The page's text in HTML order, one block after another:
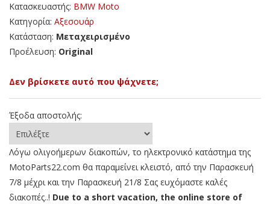
Κατασκευαστής: BMW Moto
Κατηγορία: Αξεσουάρ
Κατάσταση: Μεταχειρισμένο
Προέλευση: Original
Δεν βρίσκετε αυτό που ψάχνετε;
Έξοδα αποστολής:
Λόγω ολιγοήμερων διακοπών, το ηλεκτρονικό κατάστημα της
MotoParts22.com θα παραμείνει κλειστό, από την Παρασκευή
7/8 μέχρι και την Παρασκευή 21/8 Σας ευχόμαστε καλές
διακοπές..! Due to a short vacation, the online store of